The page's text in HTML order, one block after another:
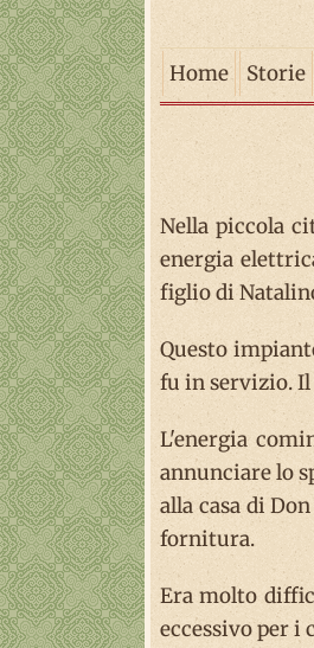
Home Storie
Nella piccola
energia
figlio di
Questo
fu in servizio. Il
L'energia
annunciare lo
alla casa di
fornitura.
Era molto
eccessivo per i